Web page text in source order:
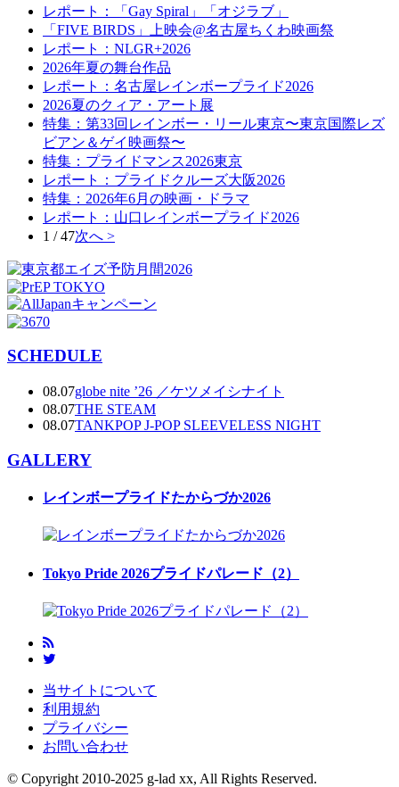
レポート：「Gay Spiral」「オジラブ」
「FIVE BIRDS」上映会@名古屋ちくわ映画祭
レポート：NLGR+2026
2026年夏の舞台作品
レポート：名古屋レインボープライド2026
2026夏のクィア・アート展
特集：第33回レインボー・リール東京〜東京国際レズ
ビアン＆ゲイ映画祭〜
特集：プライドマンス2026東京
レポート：プライドクルーズ大阪2026
特集：2026年6月の映画・ドラマ
レポート：山口レインボープライド2026
1 / 47次へ >
SCHEDULE
08.07globe nite ’26 ／ケツメイシナイト
08.07THE STEAM
08.07TANKPOP J-POP SLEEVELESS NIGHT
GALLERY
レインボープライドたからづか2026
Tokyo Pride 2026プライドパレード（2）
当サイトについて
利用規約
プライバシー
お問い合わせ
© Copyright 2010-2025 g-lad xx, All Rights Reserved.